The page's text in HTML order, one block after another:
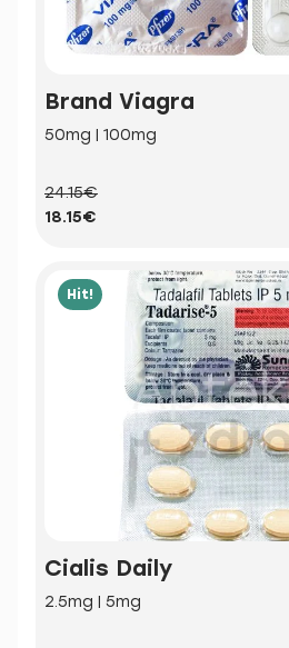
Brand Viagra
50mg | 100mg
24.15€
18.15€
Hit!
Cialis Daily
2.5mg | 5mg